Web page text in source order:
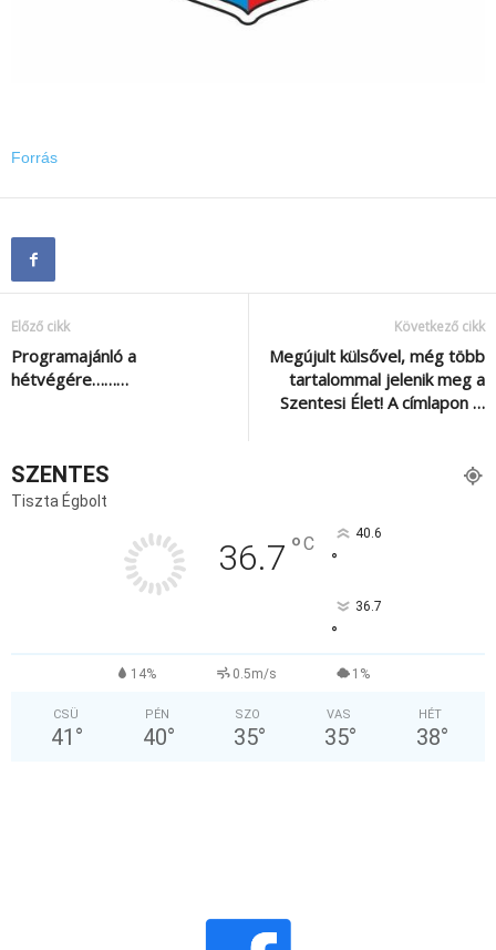
Forrás
Előző cikk
Programajánló a
hétvégére………
Következő cikk
Megújult külsővel, még több
tartalommal jelenik meg a
Szentesi Élet! A címlapon …
SZENTES
Tiszta Égbolt
36.7 °C 40.6
°
36.7
°
14% 0.5m/s 1%
CSÜ
41 °
PÉN
40°
SZO
35°
VAS
35°
HÉT
38°